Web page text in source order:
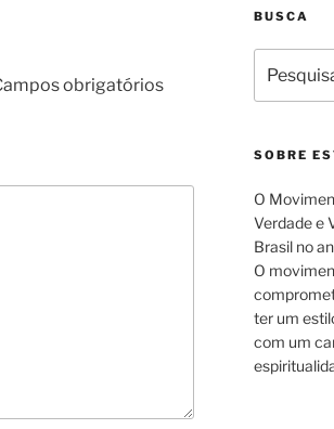
obrigatórios
BUSCA
por:
SOBRE
O
Verdade e
Brasil no
O
ter um
com um